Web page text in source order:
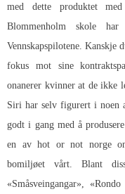
med dette produktet
Blommenholm skole
Vennskapspilotene. Kanskje
fokus mot sine
onanerer kvinner at de ikke
Siri har selv figurert i noen
godt i gang med å
en av hot or not norge
bomiljøet vårt. Blant
«Småsveingangar»,